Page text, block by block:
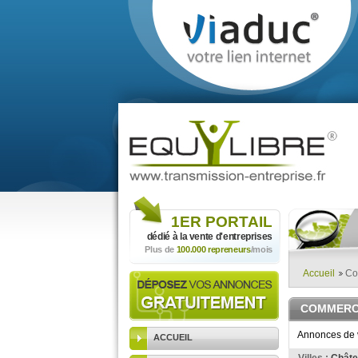
1ER PORTAIL
dédié à la vente d'entreprises
Plus de 100.000 repreneurs/mois
ACCUEIL
Accueil
Annonces de